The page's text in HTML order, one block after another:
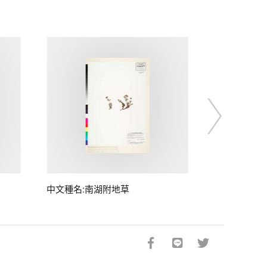
中文種名:南湖附地草